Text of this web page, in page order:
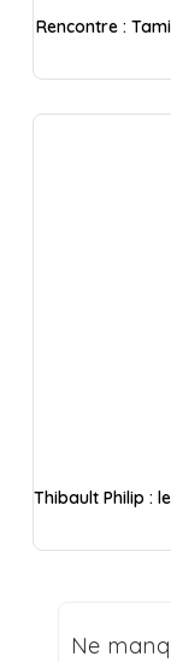
Rencontre :
Thibault Philip :
Ne